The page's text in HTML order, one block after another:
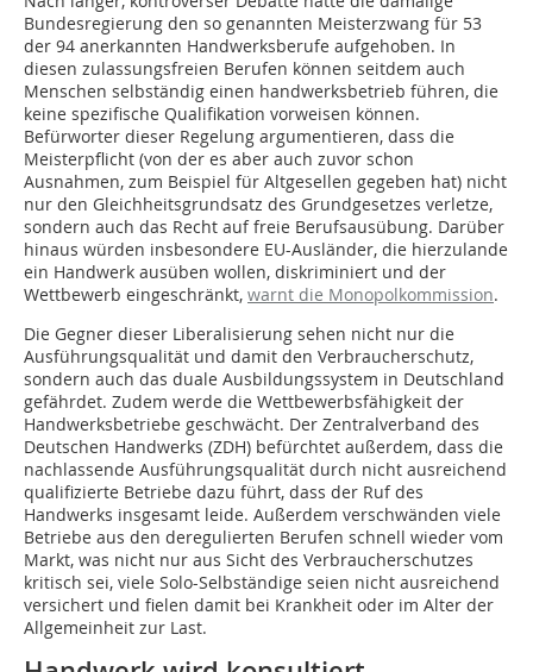
Bundesregierung den so genannten Meisterzwang für 53
der 94 anerkannten Handwerksberufe aufgehoben. In
diesen zulassungsfreien Berufen können seitdem auch
Menschen selbständig einen handwerksbetrieb führen, die
keine spezifische Qualifikation vorweisen können.
Befürworter dieser Regelung argumentieren, dass die
Meisterpflicht (von der es aber auch zuvor schon
Ausnahmen, zum Beispiel für Altgesellen gegeben hat) nicht
nur den Gleichheitsgrundsatz des Grundgesetzes verletze,
sondern auch das Recht auf freie Berufsausübung. Darüber
hinaus würden insbesondere EU-Ausländer, die hierzulande
ein Handwerk ausüben wollen, diskriminiert und der
Wettbewerb eingeschränkt, warnt die Monopolkommission.
Die Gegner dieser Liberalisierung sehen nicht nur die
Ausführungsqualität und damit den Verbraucherschutz,
sondern auch das duale Ausbildungssystem in Deutschland
gefährdet. Zudem werde die Wettbewerbsfähigkeit der
Handwerksbetriebe geschwächt. Der Zentralverband des
Deutschen Handwerks (ZDH) befürchtet außerdem, dass die
nachlassende Ausführungsqualität durch nicht ausreichend
qualifizierte Betriebe dazu führt, dass der Ruf des
Handwerks insgesamt leide. Außerdem verschwänden viele
Betriebe aus den deregulierten Berufen schnell wieder vom
Markt, was nicht nur aus Sicht des Verbraucherschutzes
kritisch sei, viele Solo-Selbständige seien nicht ausreichend
versichert und fielen damit bei Krankheit oder im Alter der
Allgemeinheit zur Last.